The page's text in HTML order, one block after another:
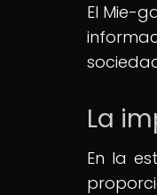
El Mie-
La
En la